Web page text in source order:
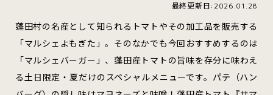
すべてのカテゴリをみる
青森市 五所川原市 つがる市
最終更新日:2026.01.28
蓬田村の名産として知られるトマトやその加工品を販売する
「マルシェよもぎた」。そのなかでも今回おすすめするのは
「マルシェバーガー」、蓬田産トマトの旨味を存分に味わえ
る土日限定・夏だけのスペシャルメニューです。パテ（ハン